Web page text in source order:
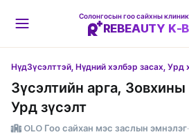
REBEAUTY K-
НүдЗүсэлттэй, Нүдний хэлбэр засах, Урд
Зүсэлтийн арга,
Урд зүсэлт
OLO Гоо сайхан мэс заслын эмнэлэг·